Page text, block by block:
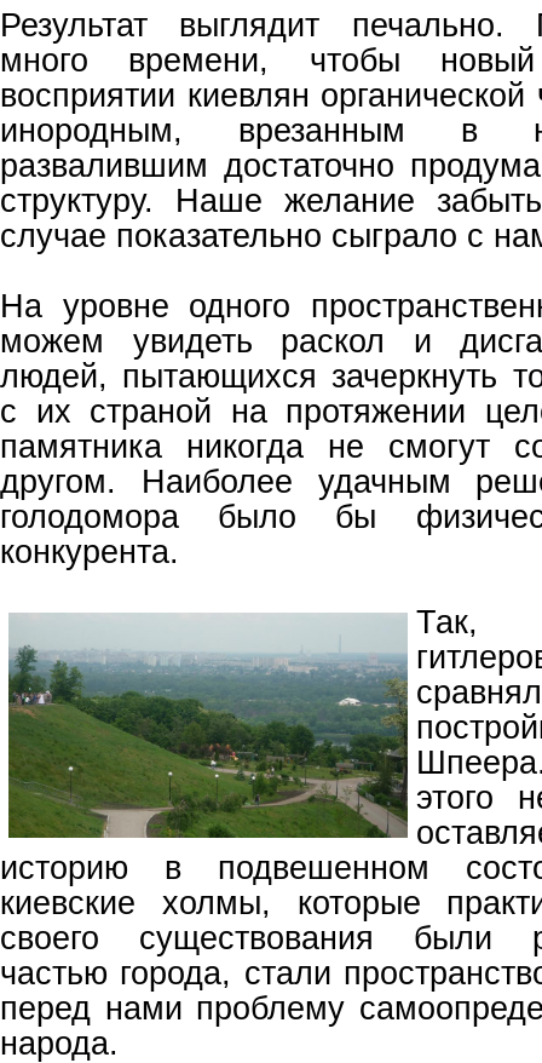
Результат выглядит
много времени, чтобы
восприятии киевлян
инородным, врезанным в
развалившим достаточно
структуру. Наше желание
случае показательно сыграло с
На уровне одного
можем увидеть раскол и
людей, пытающихся зачеркнуть
с их страной на протяжении
памятника никогда не смогут
другом. Наиболее удачным
голодомора было бы
конкурента.
Так,
этого
историю в подвешенном
киевские холмы, которые
своего существования были
частью города, стали
перед нами проблему
народа.